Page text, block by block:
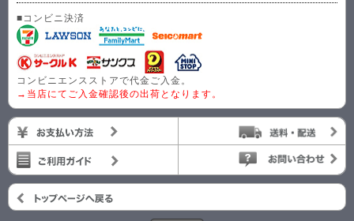
■コンビニ決済
コンビニエンスストアで代金ご入金。
→当店にてご入金確認後の出荷となります。